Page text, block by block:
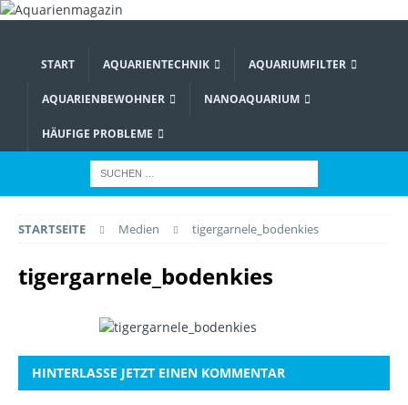
START AQUARIENTECHNIK AQUARIUMFILTER
AQUARIENBEWOHNER NANOAQUARIUM
HÄUFIGE PROBLEME
STARTSEITE Medien tigergarnele_bodenkies
tigergarnele_bodenkies
HINTERLASSE JETZT EINEN KOMMENTAR